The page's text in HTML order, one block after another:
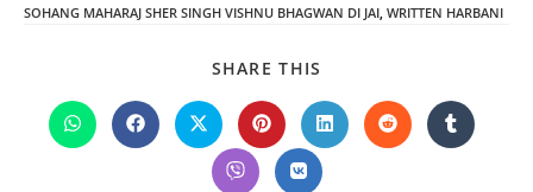
SOHANG MAHARAJ SHER SINGH VISHNU BHAGWAN DI JAI, WRITTEN HARBANI
SHARE THIS
CONTENT
Opens
in
Opens
in
Opens
in
new
Opens
in
new
Opens
in
Opens
in
Opens
in
Opens Opens